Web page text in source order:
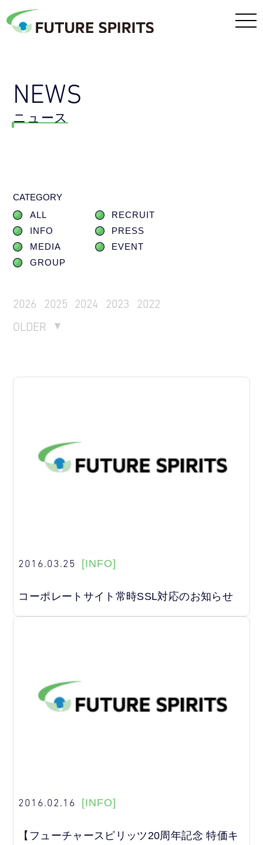
NEWS
ニュース
CATEGORY
ALL
RECRUIT
INFO
PRESS
MEDIA
EVENT
GROUP
2026 2025 2024 2023
2022
OLDER
2016.03.25 [INFO]
コーポレートサイト常時SSL対応のお知らせ
2016.02.16 [INFO]
【フューチャースピリッツ20周年記念 特価キ